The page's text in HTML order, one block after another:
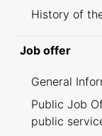
History of
Job offer
General
Public Job
public